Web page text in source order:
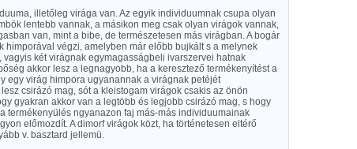
illetőleg virága van. Az egyik individuumnak csupa olyan
lentebb vannak, a másikon meg csak olyan virágok vannak,
van, mint a bibe, de természetesen más virágban. A bogár
végzi, amelyben már előbb bujkált s a melynek
két virágnak egymagasságbeli ivarszervei hatnak
akkor lesz a legnagyobb, ha a keresztező termékenyítést a
egy virág himpora ugyanannak a virágnak petéjét
csirázó mag, sót a kleistogam virágok csakis az önön
gyakran akkor van a legtöbb és legjobb csirázó mag, s hogy
termékenyülés ngyanazon faj más-más individuumainak
előmozdít. A dimorf virágok közt, ha történetesen eltérő
v. basztard jellemü.